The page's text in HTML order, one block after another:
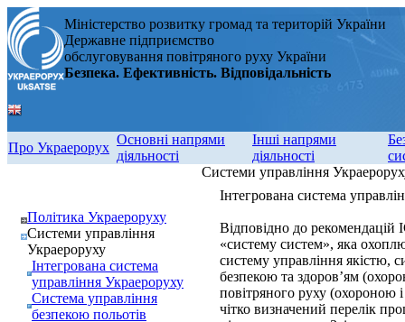
Міністерство розвитку громад та територій України
Державне підприємство
обслуговування повітряного руху України
Безпека. Ефективність. Відповідальність
Про Украерорух
Основні напрями
діяльності
Інші напрями
діяльності
Політика Украероруху
Системи управління
Украероруху
Інтегрована система
управління Украероруху
Система управління
безпекою польотів
Системи управління
Інтегрована система
Відповідно до рекомендацій
«систему систем», яка
систему управління якістю,
безпекою та здоров’ям
повітряного руху (охороною
чітко визначений перелік